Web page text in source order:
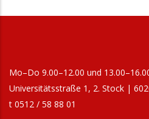
Mo–Do 9.00–12.00 und
Universitätsstraße 1, 2. Stock |
t 0512 / 58 88 01